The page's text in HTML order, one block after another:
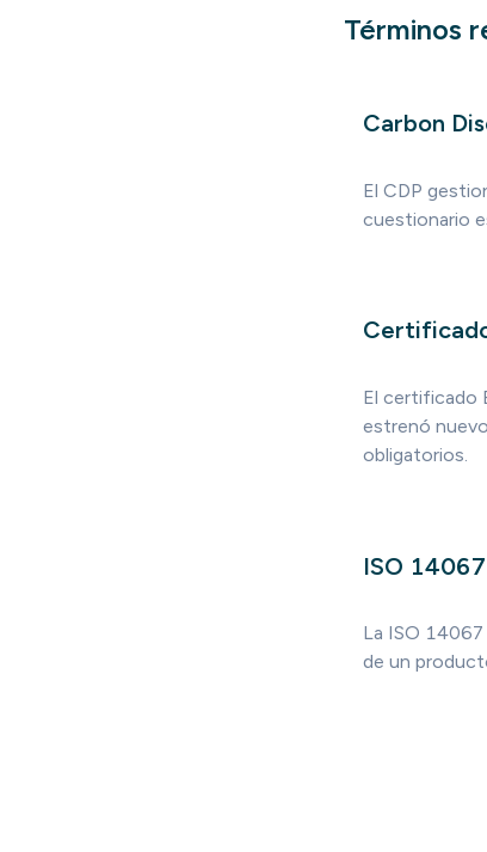
Términos
Carbon
El CDP
cuestionario
El certificado
estrenó
obligatorios.
ISO 14067
La ISO
de un